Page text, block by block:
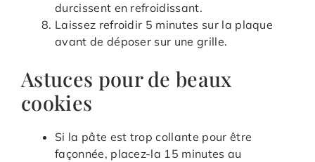
durcissent en refroidissant.
Laissez refroidir 5 minutes sur la plaque
avant de déposer sur une grille.
Astuces pour de beaux
cookies
Si la pâte est trop collante pour être
façonnée, placez-la 15 minutes au